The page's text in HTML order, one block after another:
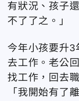
有狀況、孩子
不了了之。」
今年小孩要升3
去工作。老公
找工作，回去
「我開始有了